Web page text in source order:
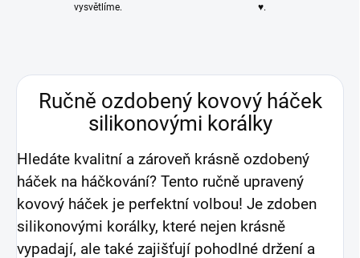
vysvětlíme.
♥.
Ručně ozdobený kovový háček
silikonovými korálky
Hledáte kvalitní a zároveň krásně ozdobený
háček na háčkování? Tento ručně upravený
kovový háček je perfektní volbou! Je zdoben
silikonovými korálky, které nejen krásně
vypadají, ale také zajišťují pohodlné držení a